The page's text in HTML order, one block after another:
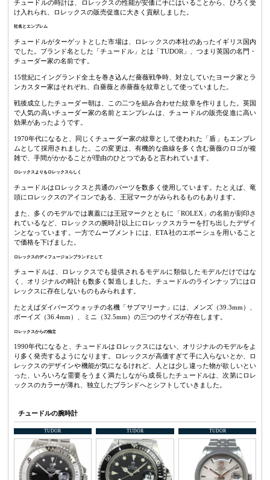
チュードルの時計は、ロレックスの性能が安価に手にはいることから、ひろく受
け入れられ、ロレックスの販売促進に大きく貢献しました。
社名とエンブレム
チュードルがターゲットとした市場は、ロレックスの本社のあったイギリス国内
でした。ブランド名とした「チュードル」とは「TUDOR」、つまり英国の名門・
チューダー家の名前です。
15世紀にイングランド全土を巻き込んだ薔薇戦争時、対立していたヨーク家とラ
ンカスター家はそれぞれ、白薔薇と赤薔薇を紋章として使っていました。
戦後成立したチューダー朝は、この二つを組み合わせた紋章を作りました。英国
で人気の高いチューダー家の名前とエンブレムは、チュードルの販売促進に高い
効果があったようです。
1970年代になると、同じくチューダー家の紋章として使われた「盾」もエンブレ
ムとして採用されました。この変更は、有機的な曲線を多く含む薔薇のロゴが複
雑で、手間がかかることが理由のひとつであると言われています。
ロレックスよりもロレックスらしく
チュードルはロレックスと共通のパーツを数多く使用しています。たとえば、竜
頭にロレックスのアイコンである、王冠マークがみられるものもあります。
また、多くのモデルでは裏蓋には王冠マークとともに「ROLEX」の名前が刻印さ
れているなど、ロレックスの腕時計以上にロレックスカラーを打ち出したデザイ
ンとなっています。一方でムーブメントには、ETA社のエボーシュを用いること
で価格を下げました。
ロレックスのディフュージョンブランドとして
チュードルは、ロレックスでも提供されるモデルに類似したモデルだけではな
く、オリジナルの時計も数多く製造しました。チュードルのラインナップにはロ
レックスに存在しないものもみられます。
たとえばダイバーズウォッチの名機「サブマリーナ」には、メンズ（39.3mm）、
ボーイズ（36.4mm）、ミニ（32.5mm）の三つのサイズが存在します。
ロレックスからの独立
1990年代になると、チュードルはロレックスにはない、オリジナルのモデルをよ
り多く発売するようになります。ロレックスが高価すぎて手に入らないとか、ロ
レックスのデザインや機能が気になるけれど、人とは少し違った物が欲しいとい
った、いろいろな需要をうまく満たしながら成長したチュードルは、次第にロレ
ックスのカラーが薄れ、独立したブランドへとシフトしていきました。
チュードルの腕時計
TUDOR TUDOR TUDOR